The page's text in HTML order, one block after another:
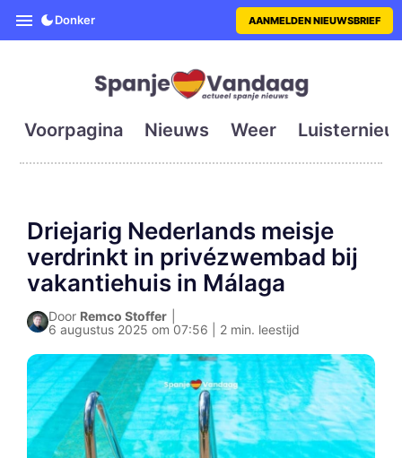
SpanjeVandaag is de eerste
Donker AANMELDEN NIEUWSBRIEF
Voorpagina Nieuws Weer
Driejarig Nederlands meisje
verdrinkt in privézwembad bij
vakantiehuis in Málaga
Door Remco Stoffer
6 augustus 2025 om 07:56 | 2 min. leestijd